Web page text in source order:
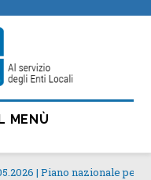
MENÙ
| Piano nazionale per